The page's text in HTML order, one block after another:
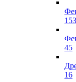
153
45
16